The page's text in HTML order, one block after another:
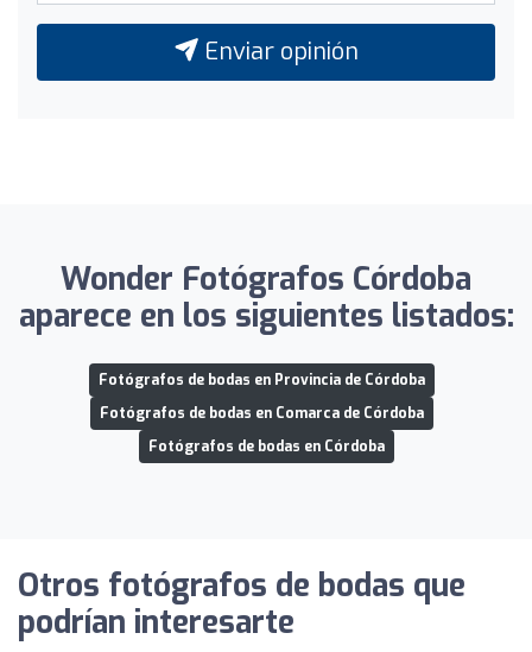
Enviar opinión
Wonder Fotógrafos Córdoba
aparece en los siguientes listados:
Fotógrafos de bodas en Provincia de Córdoba
Fotógrafos de bodas en Comarca de Córdoba
Fotógrafos de bodas en Córdoba
Otros fotógrafos de bodas que
podrían interesarte